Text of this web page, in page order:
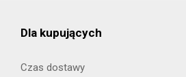
Dla kupujących
Czas dostawy